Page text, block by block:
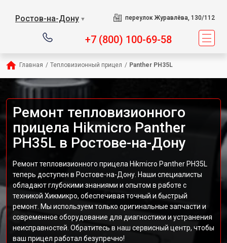
Ростов-на-Дону ▼ переулок Журавлёва, 130/112
+7 (800) 100-69-58
Главная / Тепловизионный прицел / Panther PH35L
Ремонт тепловизионного
прицела Hikmicro Panther
PH35L в Ростове-на-Дону
Ремонт тепловизионного прицела Hikmicro Panther PH35L
теперь доступен в Ростове-на-Дону. Наши специалисты
обладают глубокими знаниями и опытом в работе с
техникой Хикмикро, обеспечивая точный и быстрый
ремонт. Мы используем только оригинальные запчасти и
современное оборудование для диагностики и устранения
неисправностей. Обратитесь в наш сервисный центр, чтобы
ваш прицел работал безупречно!